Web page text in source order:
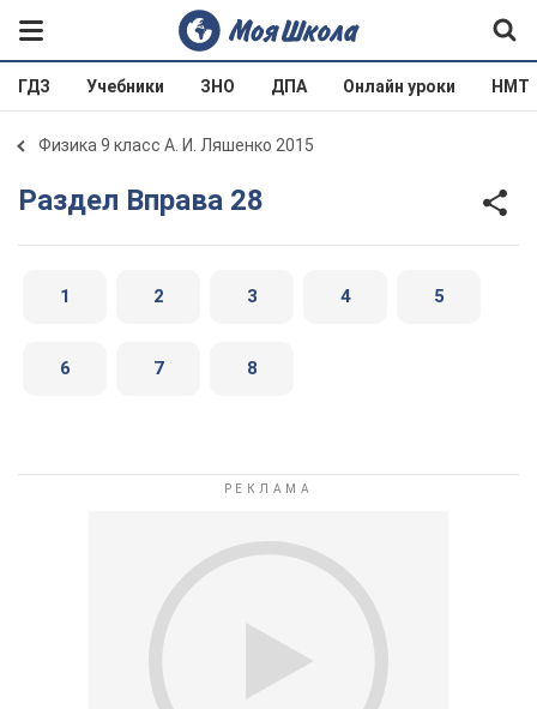
ГДЗ Учебники ЗНО ДПА Онлайн уроки НМТ
Физика 9 класс А. И. Ляшенко 2015
Раздел Вправа 28
1 2 3 4 5
6 7 8